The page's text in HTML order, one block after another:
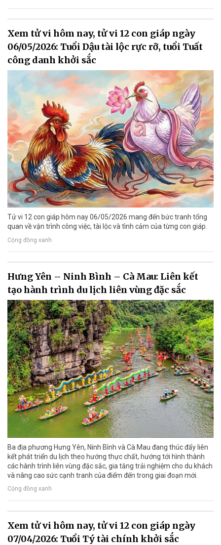
Xem tử vi hôm nay, tử vi 12 con giáp ngày
06/05/2026: Tuổi Dậu tài lộc rực rỡ, tuổi Tuất
công danh khởi sắc
Tử vi 12 con giáp hôm nay 06/05/2026 mang đến bức tranh tổng
quan về vận trình công việc, tài lộc và tình cảm của từng con giáp.
Cộng đồng xanh
Hưng Yên – Ninh Bình – Cà Mau: Liên kết
tạo hành trình du lịch liên vùng đặc sắc
Ba địa phương Hưng Yên, Ninh Bình và Cà Mau đang thúc đẩy liên
kết phát triển du lịch theo hướng thực chất, hướng tới hình thành
các hành trình liên vùng đặc sắc, gia tăng trải nghiệm cho du khách
và nâng cao sức cạnh tranh của điểm đến trong giai đoạn mới.
Cộng đồng xanh
Xem tử vi hôm nay, tử vi 12 con giáp ngày
07/04/2026: Tuổi Tý tài chính khởi sắc